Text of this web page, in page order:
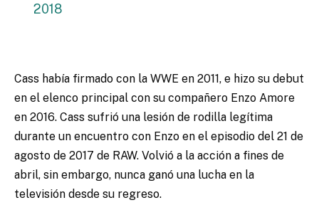
2018
Cass había firmado con la WWE en 2011, e hizo su debut
en el elenco principal con su compañero Enzo Amore
en 2016. Cass sufrió una lesión de rodilla legítima
durante un encuentro con Enzo en el episodio del 21 de
agosto de 2017 de RAW. Volvió a la acción a fines de
abril, sin embargo, nunca ganó una lucha en la
televisión desde su regreso.